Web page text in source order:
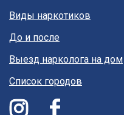
Виды наркотиков
До и после
Выезд нарколога на дом
Список городов